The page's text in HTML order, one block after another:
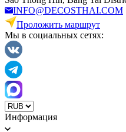
INFO@DECOSTHAI.COM
Проложить маршрут
Мы в социальных сетях:
Информация